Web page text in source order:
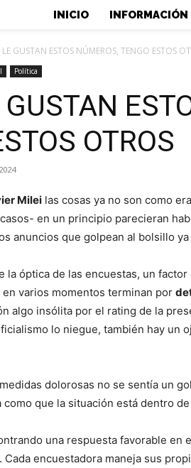
INICIO INFORMACIÓN
GUSTAN ESTOS NÚMEROS, TENGO ESTOS
Política
OTROS
Milei las cosas ya no son como
en un principio parecieran
anuncios que golpean al bolsillo
la óptica de las encuestas, un
varios momentos terminan por
algo insólita por el rating de la
lo niegue, también hay un
dolorosas no se sentía un
que la situación está dentro
una respuesta favorable en
encuestadora maneja sus